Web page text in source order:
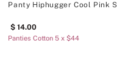
Panty Hiphugger Cool Pink
14.00
Panties Cotton 5 x $44